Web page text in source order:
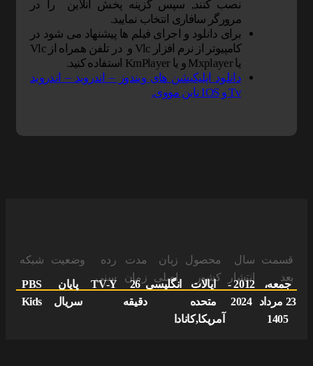
نصب کنند, سپس گزینه پخش آنلاین را در
مرورگر سافاری انتخاب نمایید.
برای دانلود و اجرای فیلم ها پیشنهاد می شود در
کامپیوتر از نرم افزار Vlc و در تلفن همراه از Vlc
یا Mxplayer و یا KmPlayer استفاده کنید.
دانلود اپلیکیشن های ویندوز – اندروید – اندروید
Tv و IOS ناین مووی.
قسمت
بعد
جمعه،
23 مرداد
1405
سال
انتشار
2012 -
2024
محصول
کشور
ایالات
متحده
آمریکا,کانادا
زبان
اصلی
انگلیسی
مدت
زمان
26
دقیقه
رده
سنی
TV-Y
وضعیت
پایان
سریال
شبکه
PBS
Kids